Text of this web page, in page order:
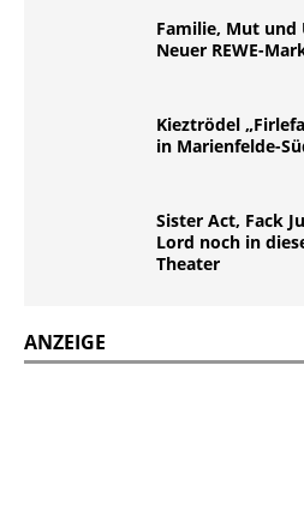
Familie, Mut
Neuer REWE-
Kieztrödel
in Marienfelde-
Sister Act, Fack
Lord noch in
Theater
ANZEIGE